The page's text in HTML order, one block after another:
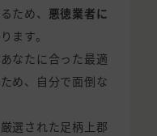
ため、 悪徳業者に
ます。
なたに合った最適
め、自分で面倒な
選された足柄上郡